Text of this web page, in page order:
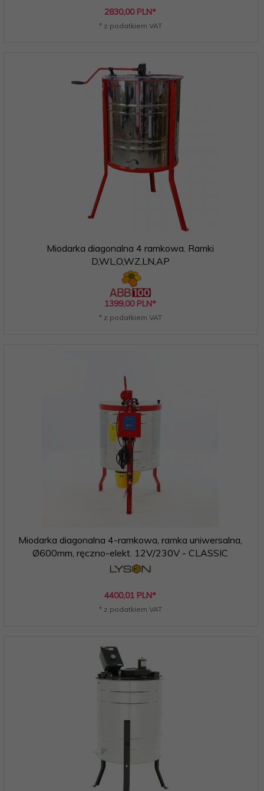
2830,00 PLN*
* z podatkiem VAT
Miodarka diagonalna 4 ramkowa. Ramki
D,WL,O,WZ,LN,AP
1399,00 PLN*
* z podatkiem VAT
Miodarka diagonalna 4-ramkowa, ramka uniwersalna,
Ø600mm, ręczno-elekt. 12V/230V - CLASSIC
4400,01 PLN*
* z podatkiem VAT